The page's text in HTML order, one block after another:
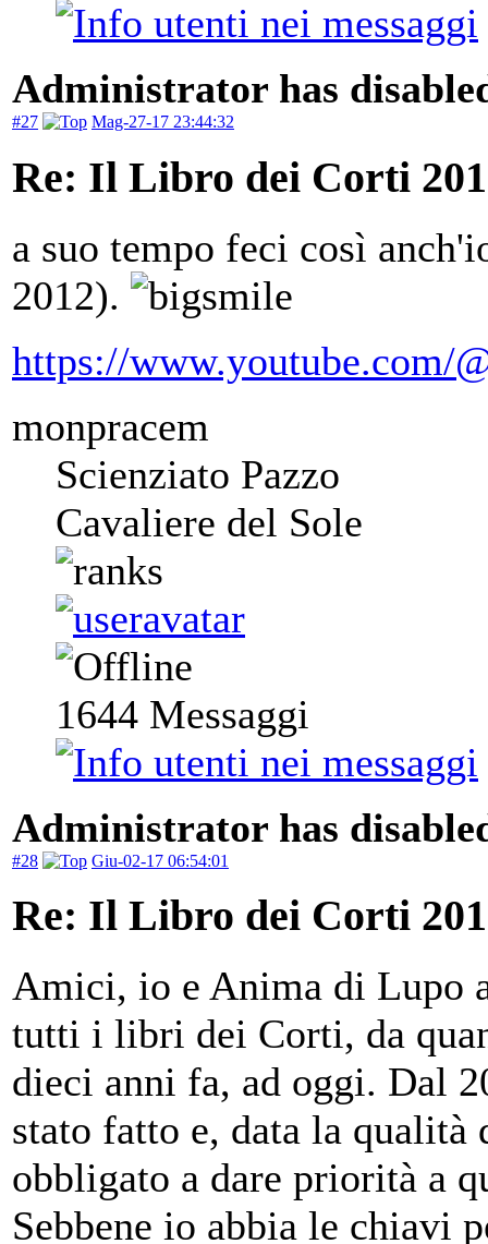
Administrator has
#27 Mag-27-17 23:44:32
Re: Il Libro dei Corti
a suo tempo feci così
2012).
https://www.youtube.com/
monpracem
Scienziato Pazzo
Cavaliere del Sole
1644 Messaggi
Administrator has
#28 Giu-02-17 06:54:01
Re: Il Libro dei Corti
Amici, io e Anima di Lupo
tutti i libri dei Corti, da
dieci anni fa, ad oggi. Dal
stato fatto e, data la
obbligato a dare priorità a
Sebbene io abbia le chiavi